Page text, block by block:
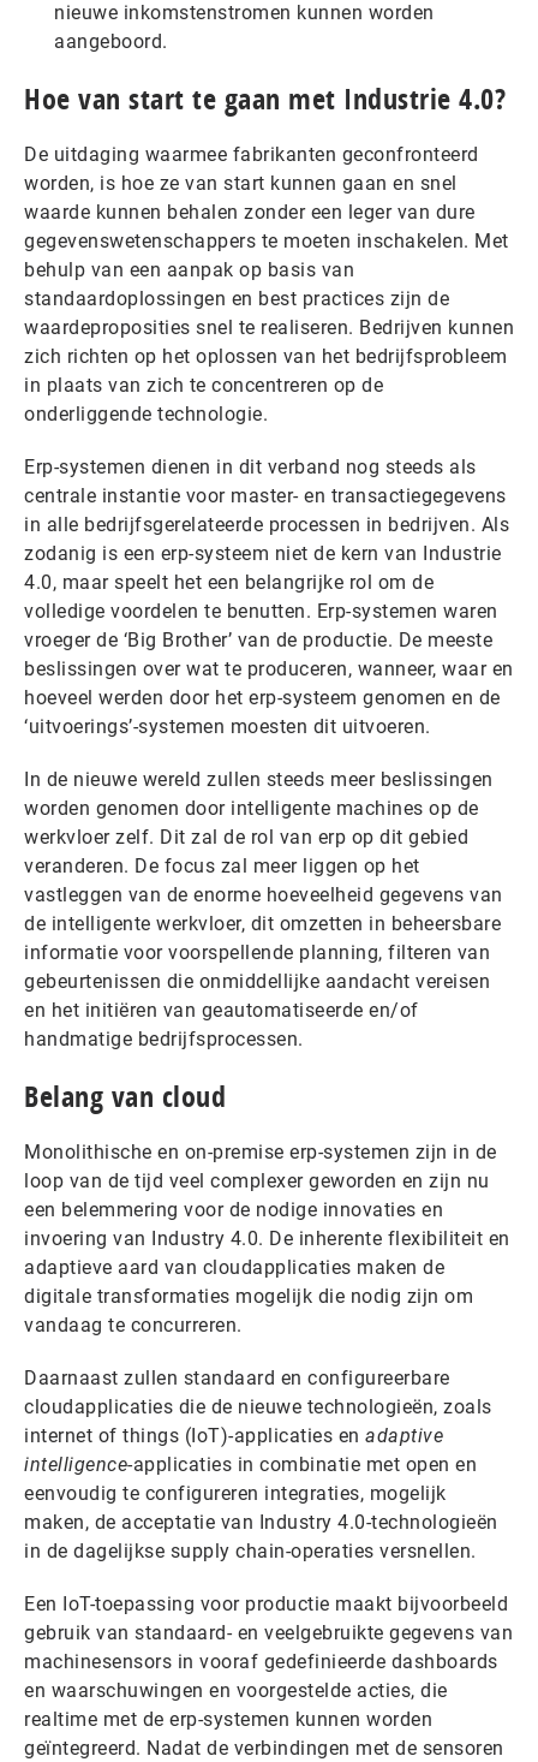
nieuwe inkomstenstromen kunnen worden
aangeboord.
Hoe van start te gaan met Industrie 4.0?
De uitdaging waarmee fabrikanten geconfronteerd
worden, is hoe ze van start kunnen gaan en snel
waarde kunnen behalen zonder een leger van dure
gegevenswetenschappers te moeten inschakelen. Met
behulp van een aanpak op basis van
standaardoplossingen en best practices zijn de
waardeproposities snel te realiseren. Bedrijven kunnen
zich richten op het oplossen van het bedrijfsprobleem
in plaats van zich te concentreren op de
onderliggende technologie.
Erp-systemen dienen in dit verband nog steeds als
centrale instantie voor master- en transactiegegevens
in alle bedrijfsgerelateerde processen in bedrijven. Als
zodanig is een erp-systeem niet de kern van Industrie
4.0, maar speelt het een belangrijke rol om de
volledige voordelen te benutten. Erp-systemen waren
vroeger de ‘Big Brother’ van de productie. De meeste
beslissingen over wat te produceren, wanneer, waar en
hoeveel werden door het erp-systeem genomen en de
‘uitvoerings’-systemen moesten dit uitvoeren.
In de nieuwe wereld zullen steeds meer beslissingen
worden genomen door intelligente machines op de
werkvloer zelf. Dit zal de rol van erp op dit gebied
veranderen. De focus zal meer liggen op het
vastleggen van de enorme hoeveelheid gegevens van
de intelligente werkvloer, dit omzetten in beheersbare
informatie voor voorspellende planning, filteren van
gebeurtenissen die onmiddellijke aandacht vereisen
en het initiëren van geautomatiseerde en/of
handmatige bedrijfsprocessen.
Belang van cloud
Monolithische en on-premise erp-systemen zijn in de
loop van de tijd veel complexer geworden en zijn nu
een belemmering voor de nodige innovaties en
invoering van Industry 4.0. De inherente flexibiliteit en
adaptieve aard van cloudapplicaties maken de
digitale transformaties mogelijk die nodig zijn om
vandaag te concurreren.
Daarnaast zullen standaard en configureerbare
cloudapplicaties die de nieuwe technologieën, zoals
internet of things (IoT)-applicaties en adaptive
intelligence-applicaties in combinatie met open en
eenvoudig te configureren integraties, mogelijk
maken, de acceptatie van Industry 4.0-technologieën
in de dagelijkse supply chain-operaties versnellen.
Een IoT-toepassing voor productie maakt bijvoorbeeld
gebruik van standaard- en veelgebruikte gegevens van
machinesensors in vooraf gedefinieerde dashboards
en waarschuwingen en voorgestelde acties, die
realtime met de erp-systemen kunnen worden
geïntegreerd. Nadat de verbindingen met de sensoren